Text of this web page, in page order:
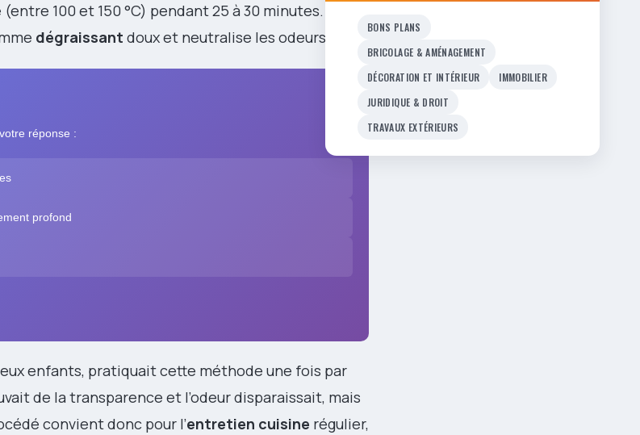
100 et 150 °C) pendant 25 à 30 minutes. La
dégraissant doux et neutralise les odeurs.
réponse :
profond
enfants, pratiquait cette méthode une fois par
de la transparence et l’odeur disparaissait, mais
convient donc pour l’entretien cuisine régulier,
BONS PLANS
BRICOLAGE & AMÉNAGEMENT
DÉCORATION ET INTÉRIEUR
IMMOBILIER
JURIDIQUE & DROIT
TRAVAUX EXTÉRIEURS